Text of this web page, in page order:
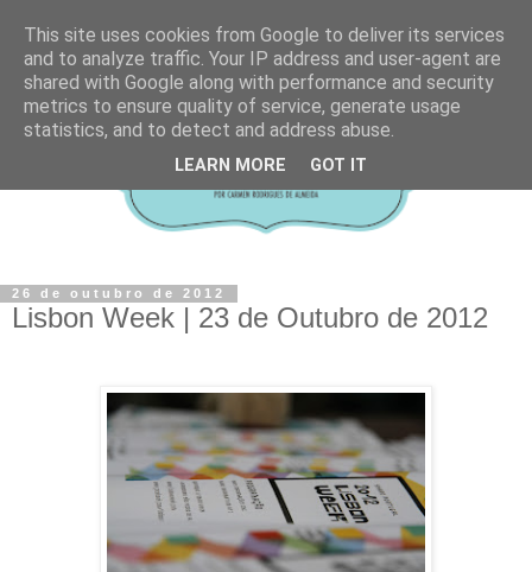
26 de outubro de 2012
Lisbon Week | 23 de Outubro de 2012
This site uses cookies from Google to deliver its services
and to analyze traffic. Your IP address and user-agent are
shared with Google along with performance and security
metrics to ensure quality of service, generate usage
statistics, and to detect and address abuse.
LEARN MORE GOT IT